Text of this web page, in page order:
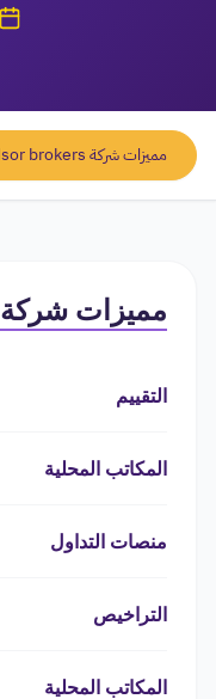
مميزات شركة windsor brokers
مميزات شركة windsor brokers
التقييم
المكاتب المحلية
منصات التداول
التراخيص
المكاتب المحلية